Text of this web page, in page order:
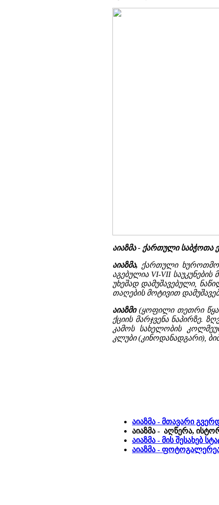
აიაზმა - ქართული საბჭოთა
აიაზმა, ქართული
აგებულია VI-VII საუკუნების
უხეშად დამუშავებული,
თაღების მოტივით
აიაზმი(ყოფილი თეთრი
ქციის მარჯვენა ნაპირზე.
კამოს სახელობის
კლუბი (კინოდანადგარი),
აიაზმა - მთავარი
აიაზმა - აღწერა,
აიაზმა - მის შესახებ
აიაზმა -